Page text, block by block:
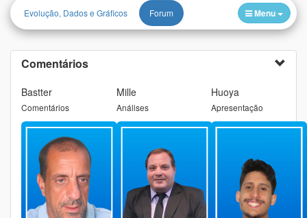
Evolução, Dados e Gráficos Forum Menu
Comentários
Bastter
Comentários
Mille
Análises
Huoya
Apresentação